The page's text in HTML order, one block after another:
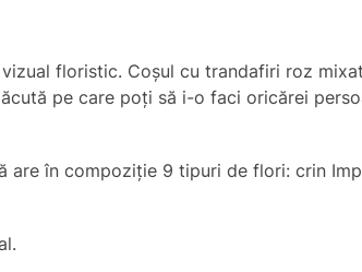
floristic. Coșul cu trandafiri roz
pe care poți să i-o faci oricărei
în compoziție 9 tipuri de flori: crin